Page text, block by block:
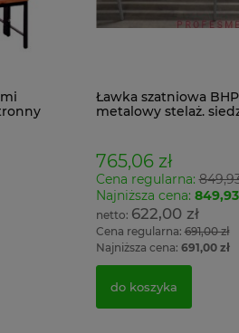
Ławka szatniowa
metalowy stelaż.
765,06 zł
Cena regularna:
Najniższa cena: 849,93
622,00 zł
Cena regularna:691,00 zł
Najniższa cena: 691,00 zł
do koszyka